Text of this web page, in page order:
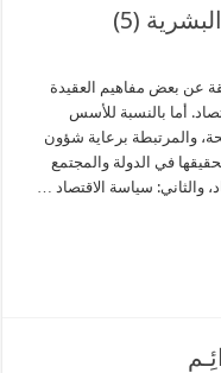
(5)
عن بعض مفاهيم العقيدة
أما بالنسبة للأسس
والمرتبطة برعاية شؤون
في الدولة والمجتمع
والثاني: سياسة الاقتصاد …